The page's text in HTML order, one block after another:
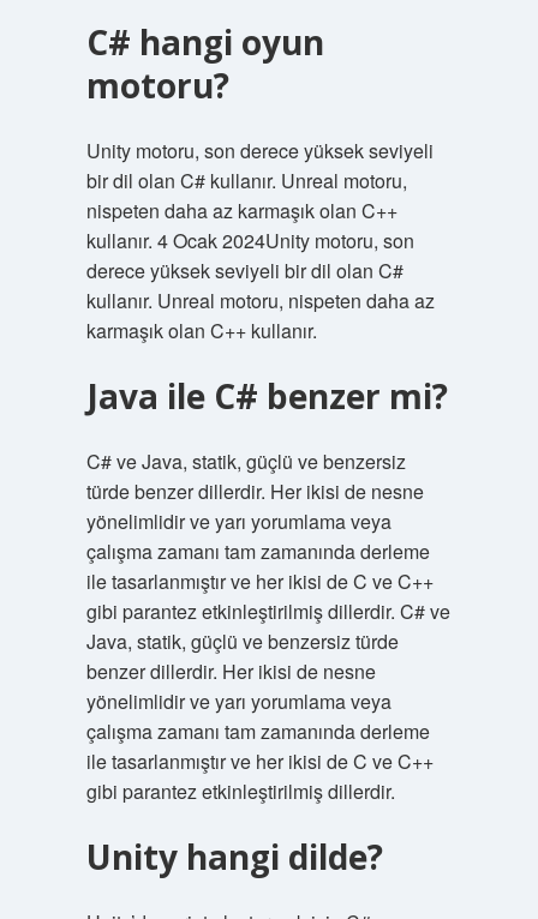
C# hangi oyun
motoru?
Unity motoru, son derece yüksek seviyeli
bir dil olan C# kullanır. Unreal motoru,
nispeten daha az karmaşık olan C++
kullanır. 4 Ocak 2024Unity motoru, son
derece yüksek seviyeli bir dil olan C#
kullanır. Unreal motoru, nispeten daha az
karmaşık olan C++ kullanır.
Java ile C# benzer mi?
C# ve Java, statik, güçlü ve benzersiz
türde benzer dillerdir. Her ikisi de nesne
yönelimlidir ve yarı yorumlama veya
çalışma zamanı tam zamanında derleme
ile tasarlanmıştır ve her ikisi de C ve C++
gibi parantez etkinleştirilmiş dillerdir. C# ve
Java, statik, güçlü ve benzersiz türde
benzer dillerdir. Her ikisi de nesne
yönelimlidir ve yarı yorumlama veya
çalışma zamanı tam zamanında derleme
ile tasarlanmıştır ve her ikisi de C ve C++
gibi parantez etkinleştirilmiş dillerdir.
Unity hangi dilde?